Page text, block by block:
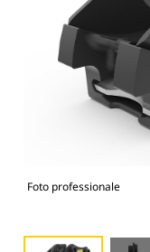
Foto professionale